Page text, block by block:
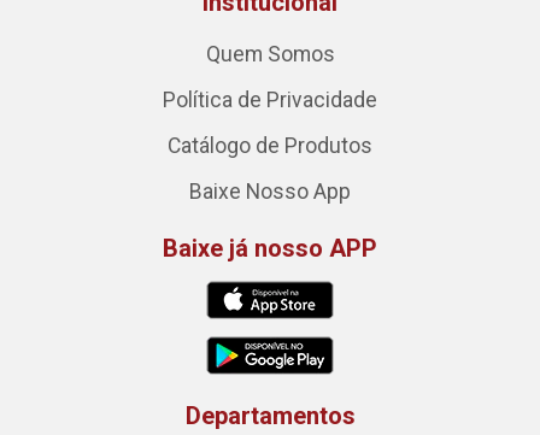
Quem Somos
Política de Privacidade
Catálogo de Produtos
Baixe Nosso App
Baixe já nosso APP
Departamentos